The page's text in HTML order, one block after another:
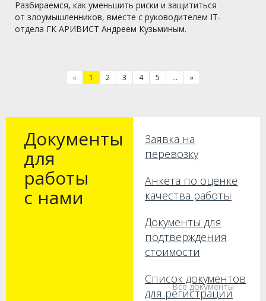
Разбираемся, как уменьшить риски и защититься
от злоумышленников, вместе с руководителем IT-
отдела ГК АРИВИСТ Андреем Кузьминым.
« 1 2 3 4 5 ... »
Документы
для
работы
с нами
Заявка на
перевозку
Анкета по оценке
качества работы
Документы для
подтверждения
стоимости
Список документов
для регистрации
Все документы